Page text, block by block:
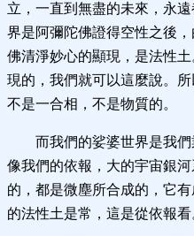
立，一直到無盡的未來，永
界是阿彌陀佛證得空性之後
佛清淨妙心的顯現，是法性
現的，我們就可以這麼說。
不是一合相，不是物質的。
而我們的娑婆世界是我們
像我們的依報，大的宇宙銀
的，都是微塵所合成的，它
的法性土是常，這是從依報看